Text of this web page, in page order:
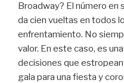
Broadway? El número en
da cien vueltas en todos
enfrentamiento. No
valor. En este caso, es
decisiones que
gala para una fiesta y